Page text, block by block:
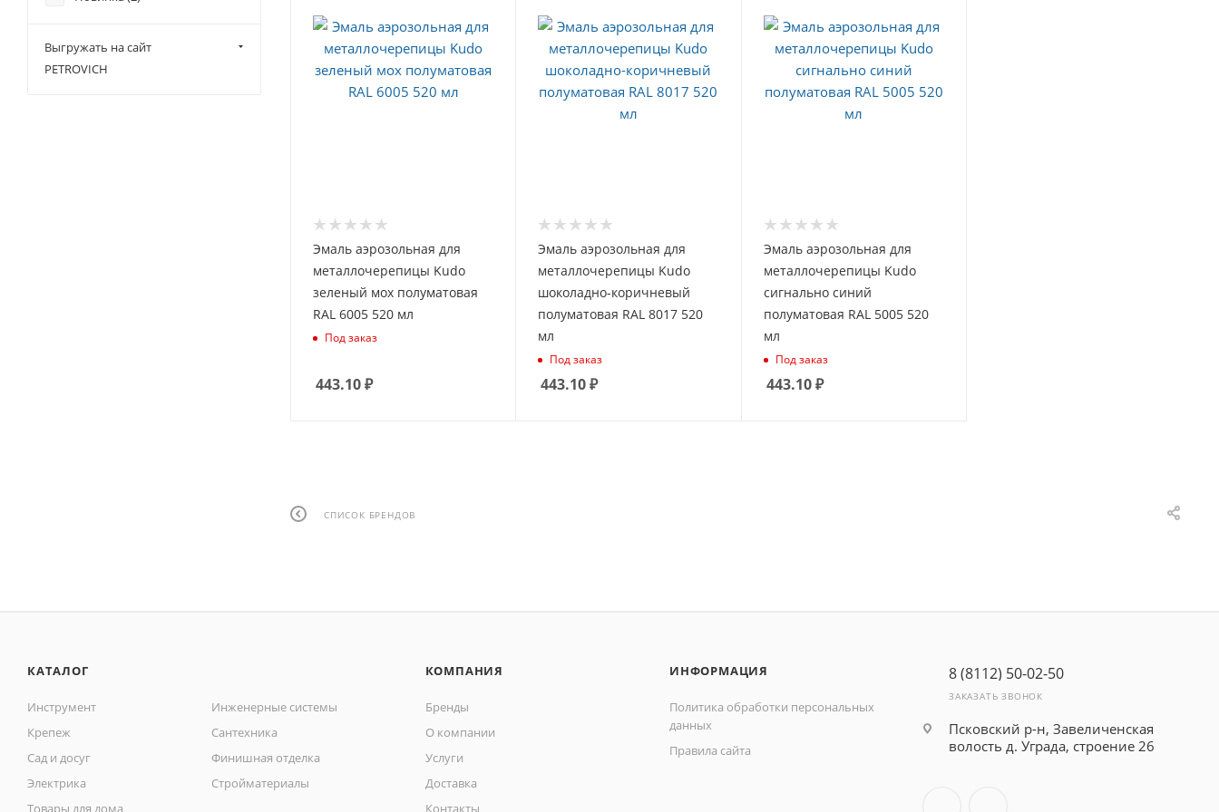
Эмаль аэрозольная для
металлочерепицы Kudo
зеленый мох полуматовая
RAL 6005 520 мл
Под заказ
443.10₽
Эмаль аэрозольная для
металлочерепицы Kudo
шоколадно-коричневый
полуматовая RAL 8017 520
мл
Под заказ
443.10₽
Эмаль аэрозольная для
металлочерепицы Kudo
сигнально синий
полуматовая RAL 5005 520
мл
Под заказ
443.10₽
СПИСОК БРЕНДОВ
Выгружать на сайт
PETROVICH
КАТАЛОГ
Инструмент
Инженерные системы
Крепеж
Сантехника
Сад и досуг
Финишная отделка
Электрика
Стройматериалы
Товары для дома
КОМПАНИЯ
Бренды
О компании
Услуги
Доставка
Контакты
ИНФОРМАЦИЯ
Политика обработки персональных
данных
Правила сайта
8 (8112) 50-02-50
ЗАКАЗАТЬ ЗВОНОК
Псковский р-н, Завеличенская
волость д. Уграда, строение 26